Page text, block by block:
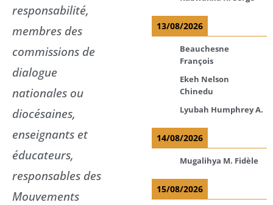
responsabilité,
membres des
commissions de
dialogue
nationales ou
diocésaines,
enseignants et
éducateurs,
responsables des
Mouvements
13/08/2026
Beauchesne
François
Ekeh Nelson
Chinedu
Lyubah Humphrey A.
14/08/2026
Mugalihya M. Fidèle
15/08/2026